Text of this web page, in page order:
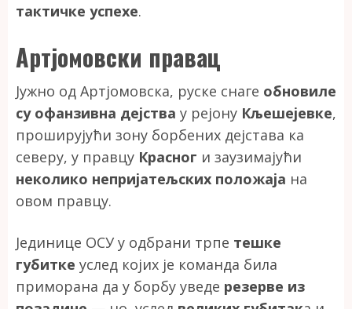
тактичке успехе.
Артјомовски правац
Јужно од Артјомовска, руске снаге обновиле
су офанзивна дејства у рејону Кљешејевке,
проширујући зону борбених дејстава ка
северу, у правцу Красног и заузимајући
неколико непријатељских положаја на
овом правцу.
Јединице ОСУ у одбрани трпе тешке
губитке услед којих је команда била
приморана да у борбу уведе резерве из